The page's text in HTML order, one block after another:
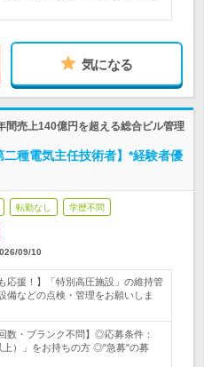
気になる
間売上140億円を超える総合ビル管理
種電気主任技術者】*経験者優
転勤なし 学歴不問
09/10
応援！】「特別高圧施設」の維持管
備などの点検・管理をお願いしま
数・ブランク不問】◎応募条件：
上）」をお持ちの方 ◎"急募"の募